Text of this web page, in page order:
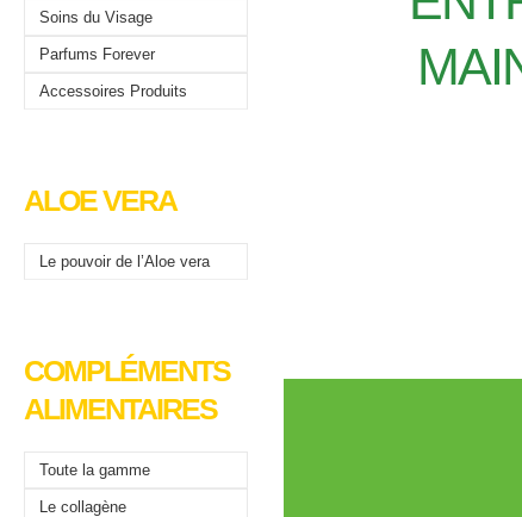
Soins du Visage
Parfums Forever
Accessoires Produits
ALOE VERA
Le pouvoir de l’Aloe vera
COMPLÉMENTS
ALIMENTAIRES
Toute la gamme
Le collagène